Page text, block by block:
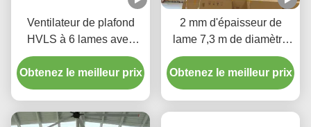
Ventilateur de plafond
HVLS à 6 lames avec
moteur de refroidissement
Obtenez le meilleur prix
2 mm d'épaisseur de
lame 7,3 m de diamètre
Ventilateurs de plafond
HVLS pour centres de
distribution
Obtenez le meilleur prix